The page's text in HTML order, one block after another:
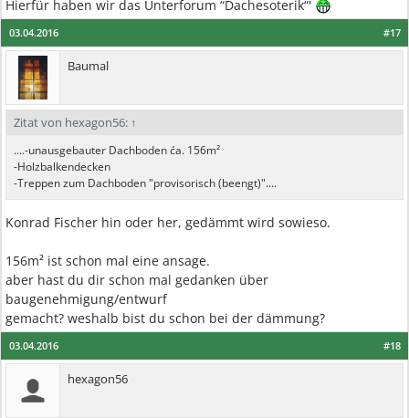
Hierfür haben wir das Unterforum “Dachesoterik“'
#17
03.04.2016
Baumal
Zitat von hexagon56: ↑
....-unausgebauter Dachboden ća. 156m²
-Holzbalkendecken
-Treppen zum Dachboden "provisorisch (beengt)"....
Konrad Fischer hin oder her, gedämmt wird sowieso.
156m² ist schon mal eine ansage.
aber hast du dir schon mal gedanken über
baugenehmigung/entwurf
gemacht? weshalb bist du schon bei der dämmung?
#18
03.04.2016
hexagon56